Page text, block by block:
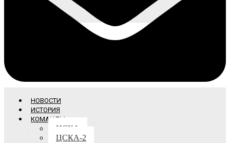
НОВОСТИ
ИСТОРИЯ
КОМАНДЫ
ЦСКА
ЦСКА-2